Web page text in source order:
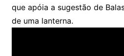
que apóia a sugestão de
de uma lanterna.